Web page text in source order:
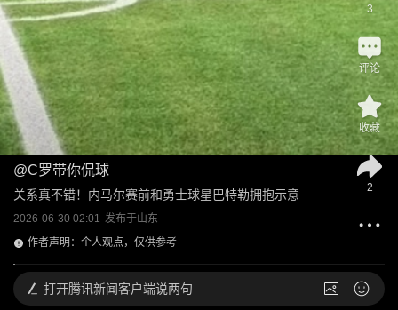
@C罗带你侃球
关系真不错！内马尔赛前和勇士球星巴特勒拥抱示意
2026-06-30 02:01 发布于山东
作者声明：个人观点，仅供参考
3
评论
收藏
2
打开腾讯新闻客户端说两句